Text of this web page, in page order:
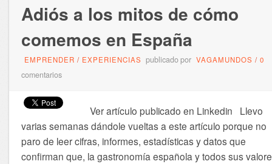
Adiós a los mitos de cómo
comemos en España
EMPRENDER / EXPERIENCIAS publicado por VAGAMUNDOS / 0
comentarios
Ver artículo publicado en Linkedin Llevo
varias semanas dándole vueltas a este artículo porque no
paro de leer cifras, informes, estadísticas y datos que
confirman que, la gastronomía española y todos sus